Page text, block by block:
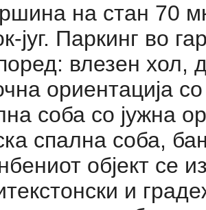
на стан 70
југ. Паркинг во
влезен хол,
ориентација
соба со јужна
спална соба,
објект се
и